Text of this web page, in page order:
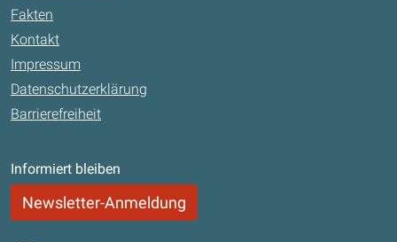
Fakten
Kontakt
Impressum
Datenschutzerklärung
Barrierefreiheit
Informiert bleiben
Newsletter-Anmeldung